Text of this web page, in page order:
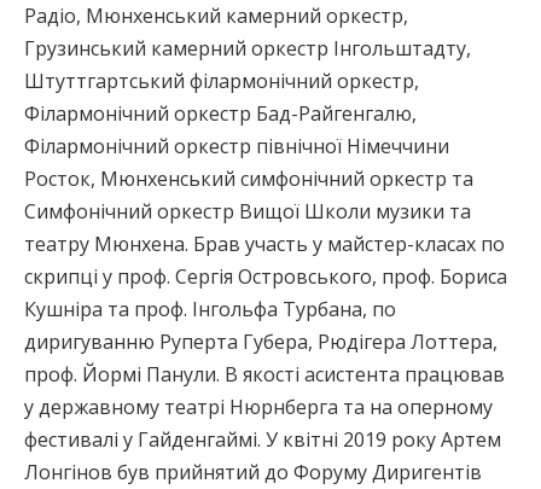
Радіо, Мюнхенський камерний оркестр,
Грузинський камерний оркестр Інгольштадту,
Штуттгартський філармонічний оркестр,
Філармонічний оркестр Бад-Райгенгалю,
Філармонічний оркестр північної Німеччини
Росток, Мюнхенський симфонічний оркестр та
Симфонічний оркестр Вищої Школи музики та
театру Мюнхена. Брав участь у майстер-класах по
скрипці у проф. Сергія Островського, проф. Бориса
Кушніра та проф. Інгольфа Турбана, по
диригуванню Руперта Губера, Рюдігера Лоттера,
проф. Йормі Панули. В якості асистента працював
у державному театрі Нюрнберга та на оперному
фестивалі у Гайденгаймі. У квітні 2019 року Артем
Лонгінов був прийнятий до Форуму Диригентів